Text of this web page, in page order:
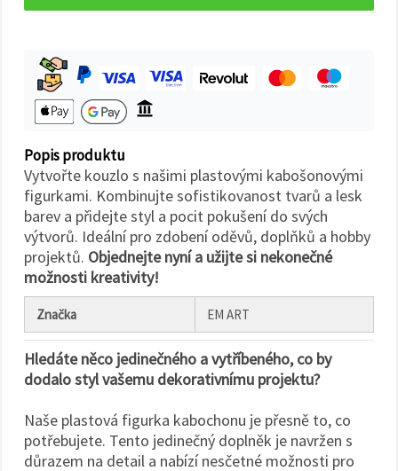
Popis produktu
Vytvořte kouzlo s našimi plastovými kabošonovými
figurkami. Kombinujte sofistikovanost tvarů a lesk
barev a přidejte styl a pocit pokušení do svých
výtvorů. Ideální pro zdobení oděvů, doplňků a hobby
projektů. Objednejte nyní a užijte si nekonečné
možnosti kreativity!
Značka EM ART
Hledáte něco jedinečného a vytříbeného, co by
dodalo styl vašemu dekorativnímu projektu?
Naše plastová figurka kabochonu je přesně to, co
potřebujete. Tento jedinečný doplněk je navržen s
důrazem na detail a nabízí nesčetné možnosti pro